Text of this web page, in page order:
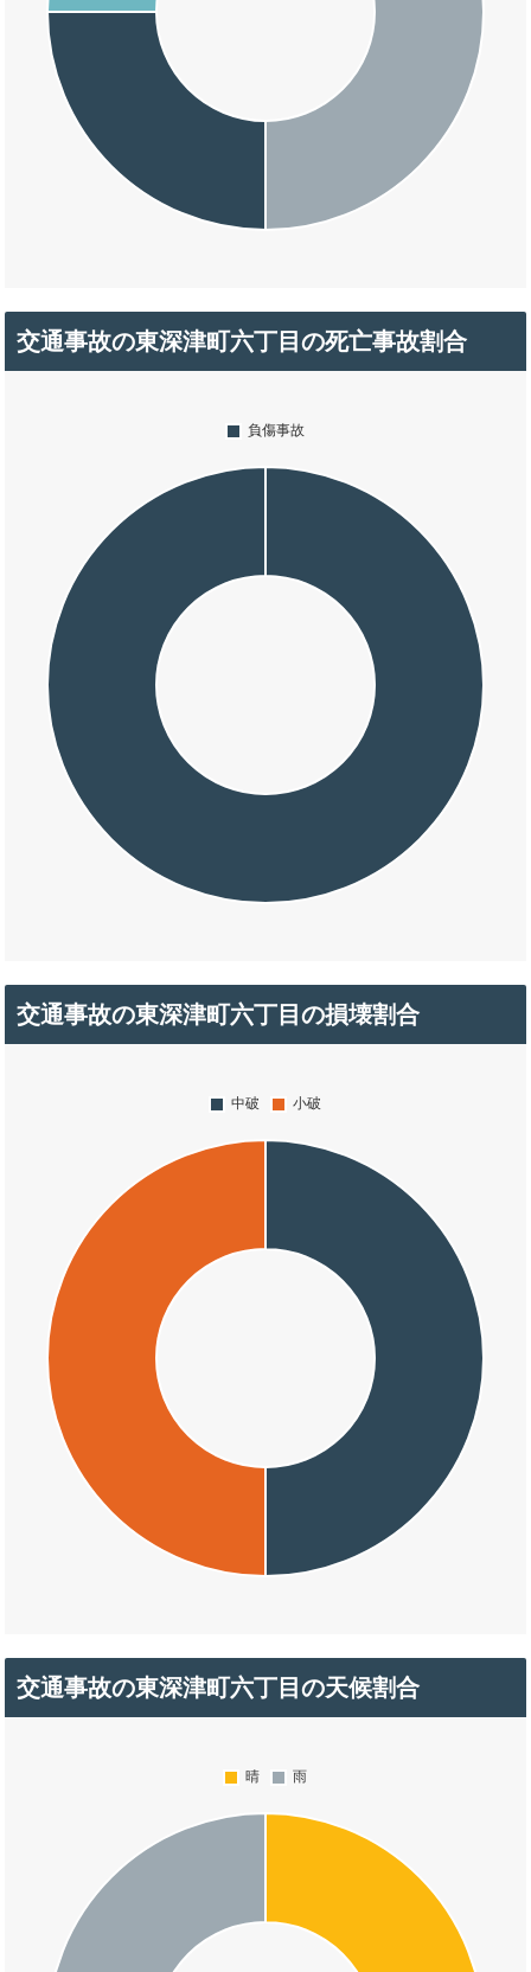
交通事故の東深津町六丁目の死亡事故割合
交通事故の東深津町六丁目の損壊割合
交通事故の東深津町六丁目の天候割合